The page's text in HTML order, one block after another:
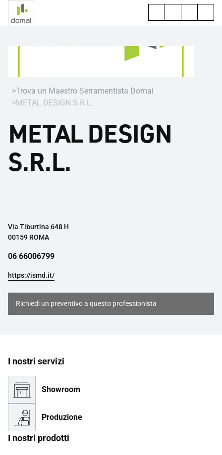
Trova un Maestro Serramentista Domal
METAL DESIGN S.R.L.
METAL DESIGN
S.R.L.
Via Tiburtina 648 H
00159 ROMA
06 66006799
https://ismd.it/
Richiedi un preventivo a questo professionista
I nostri servizi
Showroom
Produzione
I nostri prodotti